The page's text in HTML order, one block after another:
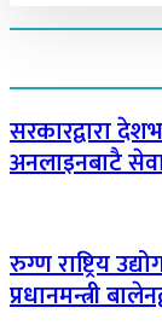
सरकारद्वारा
अनलाइनबाटै
रुग्ण राष्ट्रिय
प्रधानमन्त्री